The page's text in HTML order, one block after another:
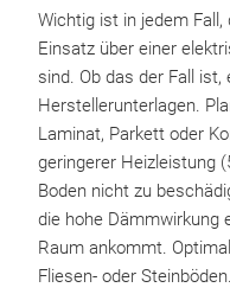
Wichtig ist in jedem
Einsatz über einer
sind. Ob das der Fall ist,
Herstellerunterlagen.
Laminat, Parkett oder
geringerer Heizleistung
Boden nicht zu
die hohe Dämmwirkung
Raum ankommt.
Fliesen- oder Steinböden.